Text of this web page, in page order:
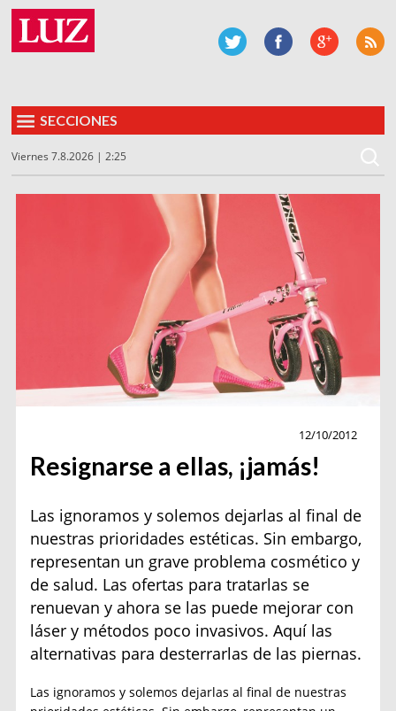
SECCIONES
Viernes 7.8.2026 | 2:25
12/10/2012
Resignarse a ellas, ¡jamás!
Las ignoramos y solemos dejarlas al final de
nuestras prioridades estéticas. Sin embargo,
representan un grave problema cosmético y
de salud. Las ofertas para tratarlas se
renuevan y ahora se las puede mejorar con
láser y métodos poco invasivos. Aquí las
alternativas para desterrarlas de las piernas.
Las ignoramos y solemos dejarlas al final de nuestras